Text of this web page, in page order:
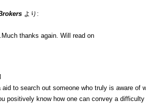
より:
thanks again. Will read on
to search out someone who truly is aware of
positively know how one can convey a